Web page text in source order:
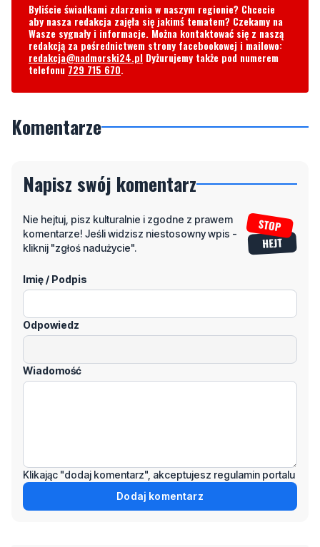
Byliście świadkami zdarzenia w naszym regionie? Chcecie
aby nasza redakcja zajęła się jakimś tematem? Czekamy na
Wasze sygnały i informacje. Można kontaktować się z naszą
redakcją za pośrednictwem strony facebookowej i mailowo:
redakcja@nadmorski24.pl Dyżurujemy także pod numerem
telefonu 729 715 670.
Komentarze
Napisz swój komentarz
Nie hejtuj, pisz kulturalnie i zgodne z prawem
komentarze! Jeśli widzisz niestosowny wpis -
kliknij "zgłoś nadużycie".
Imię / Podpis
Odpowiedz
Wiadomość
Klikając "dodaj komentarz", akceptujesz regulamin portalu
Dodaj komentarz